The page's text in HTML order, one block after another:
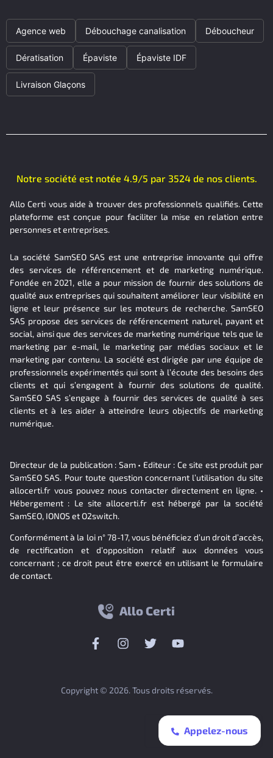
Appelez-nous
Agence web Débouchage canalisation Déboucheur
Dératisation Épaviste Épaviste IDF
Livraison Glaçons
Notre société est notée 4.9/5 par 3524 de nos clients.
Allo Certi vous aide à trouver des professionnels qualifiés. Cette
plateforme est conçue pour faciliter la mise en relation entre
personnes et entreprises.
La société SamSEO SAS est une entreprise innovante qui offre
des services de référencement et de marketing numérique.
Fondée en 2021, elle a pour mission de fournir des solutions de
qualité aux entreprises qui souhaitent améliorer leur visibilité en
ligne et leur présence sur les moteurs de recherche. SamSEO
SAS propose des services de référencement naturel, payant et
social, ainsi que des services de marketing numérique tels que le
marketing par e-mail, le marketing par médias sociaux et le
marketing par contenu. La société est dirigée par une équipe de
professionnels expérimentés qui sont à l’écoute des besoins des
clients et qui s’engagent à fournir des solutions de qualité.
SamSEO SAS s’engage à fournir des services de qualité à ses
clients et à les aider à atteindre leurs objectifs de marketing
numérique.
Directeur de la publication : Sam • Editeur : Ce site est produit par
SamSEO SAS. Pour toute question concernant l’utilisation du site
allocerti.fr vous pouvez nous contacter directement en ligne. •
Hébergement : Le site allocerti.fr est hébergé par la société
SamSEO, IONOS et O2switch.
Conformément à la loi n° 78-17, vous bénéficiez d’un droit d’accès,
de rectification et d’opposition relatif aux données vous
concernant ; ce droit peut être exercé en utilisant le formulaire
de contact.
Allo Certi
Copyright © 2026. Tous droits réservés.